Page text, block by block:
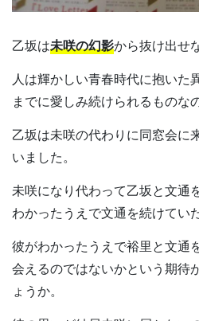
乙坂は未咲の幻影から抜け出せ
人は輝かしい青春時代に抱いた
までに愛しみ続けられるものな
乙坂は未咲の代わりに同窓会に
いました。
未咲になり代わって乙坂と文通
わかったうえで文通を続けてい
彼がわかったうえで裕里と文通
会えるのではないかという期待
ょうか。